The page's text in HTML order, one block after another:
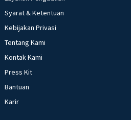
Syarat & Ketentuan
Kebijakan Privasi
Tentang Kami
Kontak Kami
Press Kit
Bantuan
Karir